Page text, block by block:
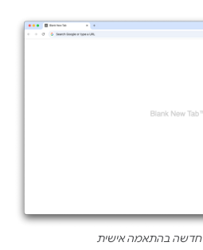
חדשה בהתאמה אישית